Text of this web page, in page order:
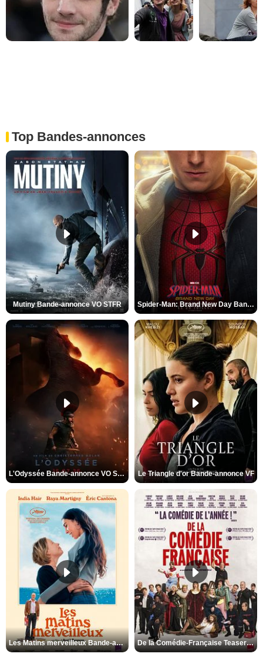
Top Bandes-annonces
Mutiny Bande-annonce VO STFR Spider-Man: Brand New Day Bande-annonce VO STFR
L'Odyssée Bande-annonce VO STFR Le Triangle d'or Bande-annonce VF
Les Matins merveilleux Bande-annonce VF De la Comédie-Française Teaser VF